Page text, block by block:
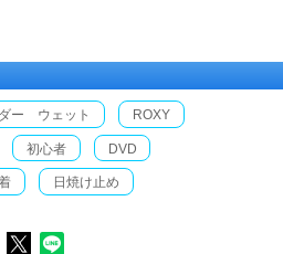
ー ウェット ROXY
初心者 DVD
日焼け止め